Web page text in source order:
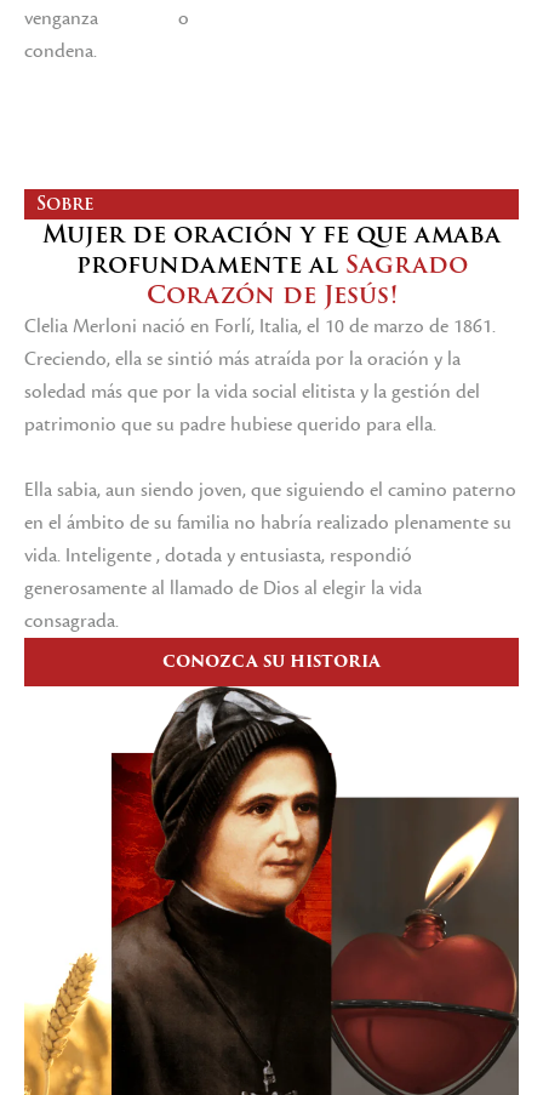
venganza o
condena.
Sobre
Mujer de oración y fe que amaba
profundamente al Sagrado
Corazón de Jesús!
Clelia Merloni nació en Forlí, Italia, el 10 de marzo de 1861.
Creciendo, ella se sintió más atraída por la oración y la
soledad más que por la vida social elitista y la gestión del
patrimonio que su padre hubiese querido para ella.
Ella sabia, aun siendo joven, que siguiendo el camino paterno
en el ámbito de su familia no habría realizado plenamente su
vida. Inteligente , dotada y entusiasta, respondió
generosamente al llamado de Dios al elegir la vida
consagrada.
CONOZCA SU HISTORIA